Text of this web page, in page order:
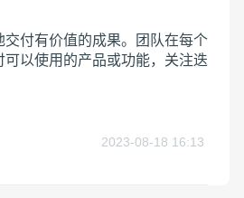
交付有价值的成果。团队在每个
以使用的产品或功能，关注迭
2023-08-18 16:13